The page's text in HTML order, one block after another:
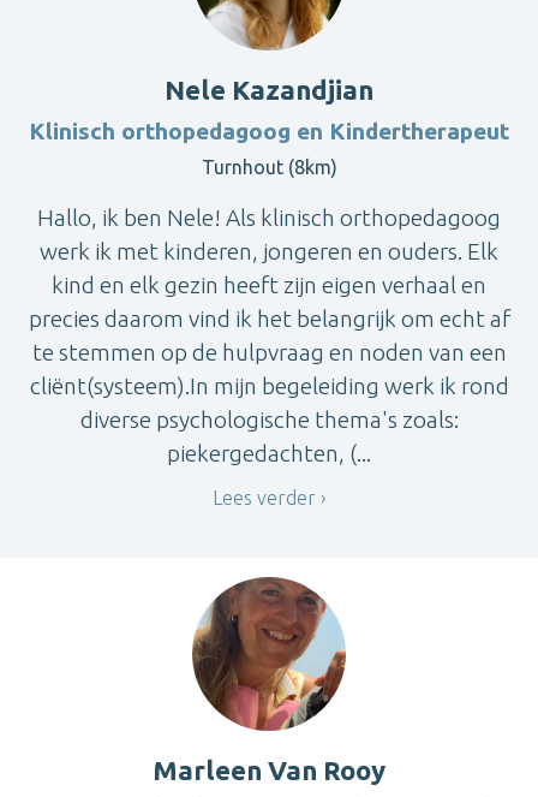
Nele Kazandjian
Klinisch orthopedagoog en Kindertherapeut
Turnhout (8km)
Hallo, ik ben Nele! Als klinisch orthopedagoog
werk ik met kinderen, jongeren en ouders. Elk
kind en elk gezin heeft zijn eigen verhaal en
precies daarom vind ik het belangrijk om echt af
te stemmen op de hulpvraag en noden van een
cliënt(systeem).In mijn begeleiding werk ik rond
diverse psychologische thema's zoals:
piekergedachten, (...
Lees verder
Marleen Van Rooy